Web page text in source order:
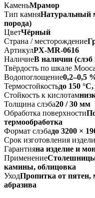
КаменьМрамор
Тип камняНатуральный
порода)
ЦветЧёрный
Страна / месторождение
АртикулPX-MR-0616
НаличиеВ наличии (слэб
Твёрдость по шкале Мооса
Водопоглощение0,2–0,5
Термостойкостьдо 150
Стойкость к кислотам
Толщина слэба20 / 30 мм
Обработка поверхности
термообработка
Формат слэбадо 3200 ×
Срок изготовления
Гарантияна изделие и
Применение
камины, облицовка
УходПропитка от пятен,
абразива